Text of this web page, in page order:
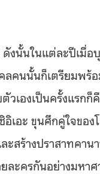
งนั้นในแต่ละปีเมื่
ลคนนั้นก็เตรียมพร้
เองเป็นครั้งแรก
อิเอะ ขุนศึกคู่ใจข
ะสร้างปราสาทค
ะครกันอย่างมหา